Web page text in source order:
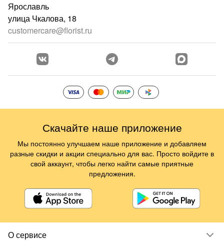
О сервисе
Ярославль
улица Чкалова, 18
customercare@florist.ru
Скачайте наше приложение
Мы постоянно улучшаем наше приложение и добавляем
разные скидки и акции специально для вас. Просто войдите в
свой аккаунт, чтобы легко найти самые приятные
предложения.